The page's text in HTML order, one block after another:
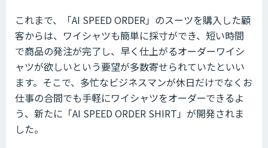
これまで、「AI SPEED ORDER」のスーツを購入した顧
客からは、ワイシャツも簡単に採寸ができ、短い時間
で商品の発注が完了し、早く仕上がるオーダーワイシ
ャツが欲しいという要望が多数寄せられていたといい
ます。そこで、多忙なビジネスマンが休日だけでなくお
仕事の合間でも手軽にワイシャツをオーダーできるよ
う、新たに「AI SPEED ORDER SHIRT」が開発されま
した。